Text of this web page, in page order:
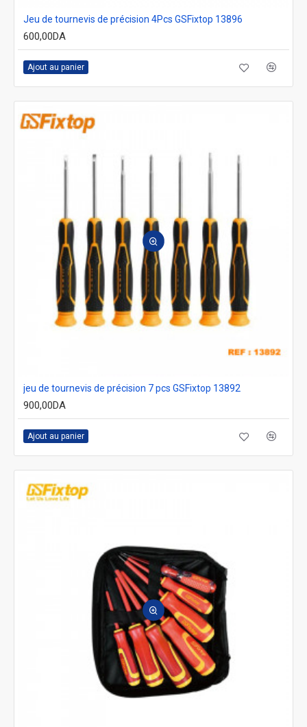
Jeu de tournevis de précision 4Pcs GSFixtop 13896
600,00DA
Ajout au panier
jeu de tournevis de précision 7 pcs GSFixtop 13892
900,00DA
Ajout au panier